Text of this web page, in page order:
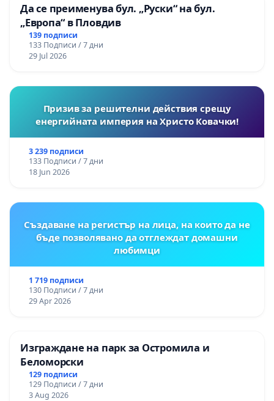
Да се преименува бул. „Руски“ на бул.
„Европа“ в Пловдив
139 подписи
133 Подписи / 7 дни
29 Jul 2026
Призив за решителни действия срещу
енергийната империя на Христо Ковачки!
3 239 подписи
133 Подписи / 7 дни
18 Jun 2026
Създаване на регистър на лица, на които да не
бъде позволявано да отглеждат домашни
любимци
1 719 подписи
130 Подписи / 7 дни
29 Apr 2026
Изграждане на парк за Остромила и
Беломорски
129 подписи
129 Подписи / 7 дни
3 Aug 2026